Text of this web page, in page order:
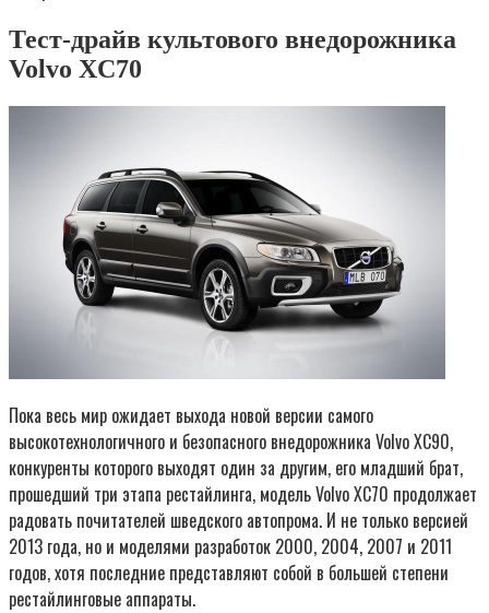
Тест-драйв культового внедорожника
Volvo XC70
Пока весь мир ожидает выхода новой версии самого
высокотехнологичного и безопасного внедорожника Volvo XC90,
конкуренты которого выходят один за другим, его младший брат,
прошедший три этапа рестайлинга, модель Volvo XC70 продолжает
радовать почитателей шведского автопрома. И не только версией
2013 года, но и моделями разработок 2000, 2004, 2007 и 2011
годов, хотя последние представляют собой в большей степени
рестайлинговые аппараты.